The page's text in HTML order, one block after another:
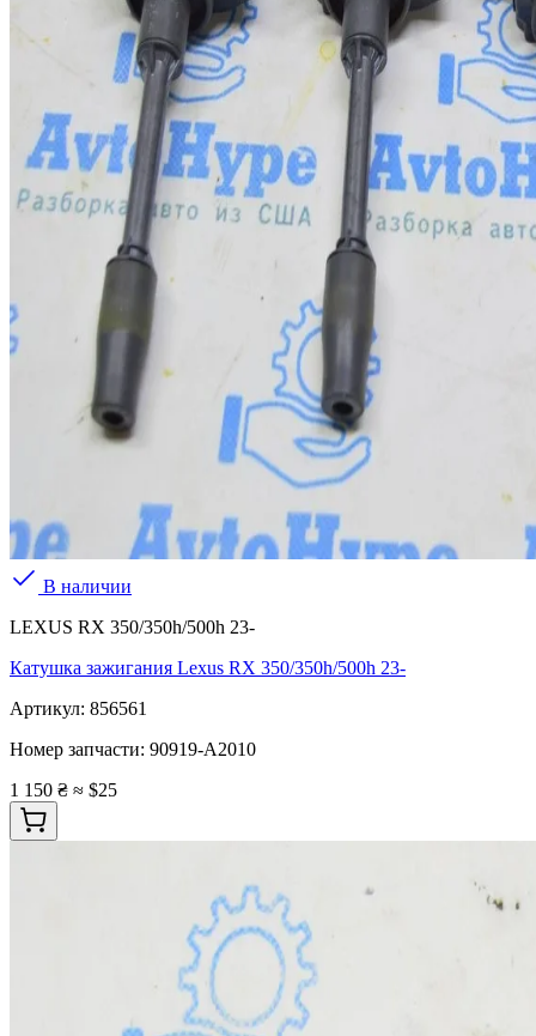
В наличии
LEXUS RX 350/350h/500h 23-
Катушка зажигания Lexus RX 350/350h/500h 23-
Артикул: 856561
Номер запчасти: 90919-A2010
1 150 ₴ ≈ $25